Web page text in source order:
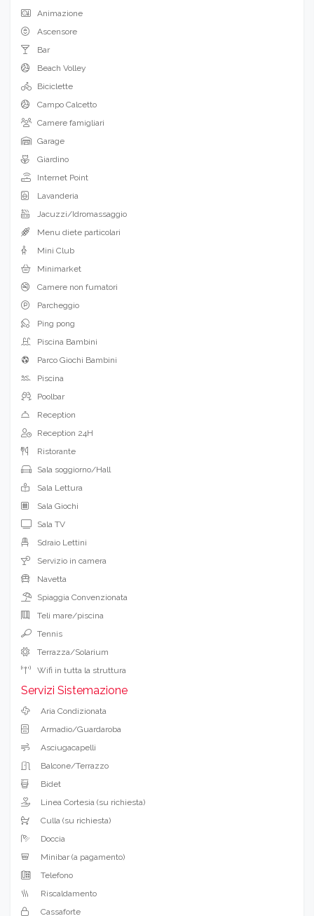
Animazione
Ascensore
Bar
Beach Volley
Biciclette
Campo Calcetto
Camere famigliari
Garage
Giardino
Internet Point
Lavanderia
Jacuzzi/Idromassaggio
Menu diete particolari
Mini Club
Minimarket
Camere non fumatori
Parcheggio
Ping pong
Piscina Bambini
Parco Giochi Bambini
Piscina
Poolbar
Reception
Reception 24H
Ristorante
Sala soggiorno/Hall
Sala Lettura
Sala Giochi
Sala TV
Sdraio Lettini
Servizio in camera
Navetta
Spiaggia Convenzionata
Teli mare/piscina
Tennis
Terrazza/Solarium
Wifi in tutta la struttura
Servizi Sistemazione
Aria Condizionata
Armadio/Guardaroba
Asciugacapelli
Balcone/Terrazzo
Bidet
Linea Cortesia (su richiesta)
Culla (su richiesta)
Doccia
Minibar (a pagamento)
Telefono
Riscaldamento
Cassaforte